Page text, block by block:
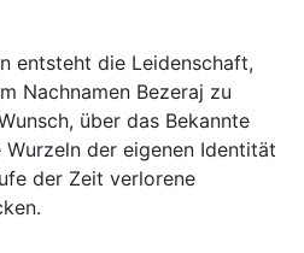
entsteht die Leidenschaft,
Nachnamen Bezeraj zu
über das Bekannte
der eigenen Identität
der Zeit verlorene